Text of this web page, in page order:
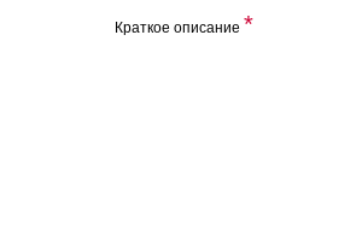
Краткое описание *